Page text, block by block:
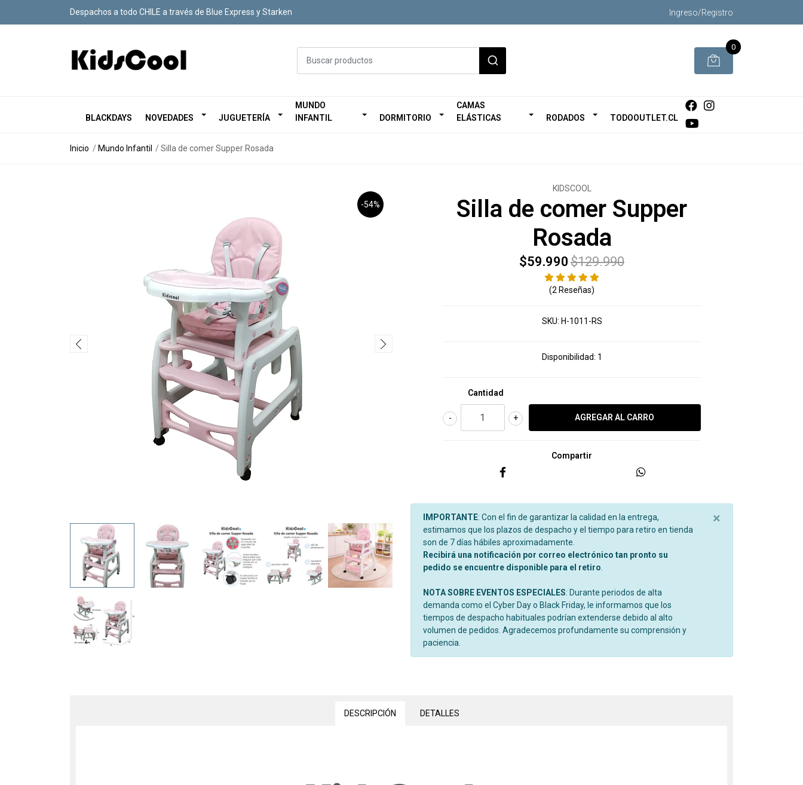
Despachos a todo CHILE a través de Blue Express y Starken Ingreso/Registro
0
BLACKDAYS NOVEDADES JUGUETERÍA
MUNDO
INFANTIL
DORMITORIO
CAMAS
ELÁSTICAS
RODADOS TODOOUTLET.CL
Inicio Mundo Infantil Silla de comer Supper Rosada
-54%
KIDSCOOL
Silla de comer Supper
Rosada
$59.990 $129.990
(2 Reseñas)
SKU: H-1011-RS
Disponibilidad: 1
Cantidad
+
-
Compartir
IMPORTANTE: Con el fin de garantizar la calidad en la entrega,
estimamos que los plazos de despacho y el tiempo para retiro en tienda
son de 7 días hábiles aproximadamente.
Recibirá una notificación por correo electrónico tan pronto su
pedido se encuentre disponible para el retiro
NOTA SOBRE EVENTOS ESPECIALES: Durante periodos de alta
demanda como el Cyber Day o Black Friday, le informamos que los
tiempos de despacho habituales podrían extenderse debido al alto
volumen de pedidos. Agradecemos profundamente su comprensión y
paciencia.
×
DESCRIPCIÓN DETALLES